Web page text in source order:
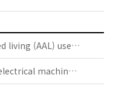
IEC TS 63134:2020 - Active assisted living (AAL) use cases
IEC 60034-5:2020 RLV - Rotating electrical machines - Part 5: Degrees of protection provided by the integral design of rotating electrical machines (IP code) - Classification